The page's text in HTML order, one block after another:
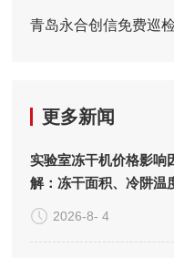
更多新闻
实验室冻干机价格影响
解：冻干面积、冷阱温
系统的成本构成
2026-8- 4